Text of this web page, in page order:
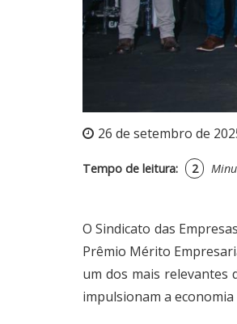
26 de setembro de
Tempo de leitura: 2
O Sindicato das
Prêmio Mérito
um dos mais relevantes
impulsionam a